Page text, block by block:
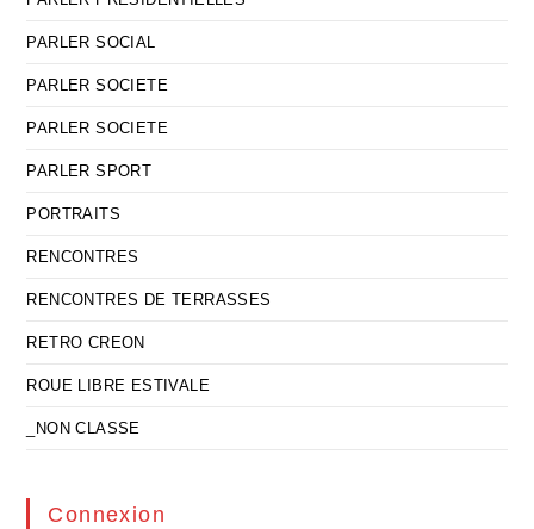
PARLER SOCIAL
PARLER SOCIETE
PARLER SOCIETE
PARLER SPORT
PORTRAITS
RENCONTRES
RENCONTRES DE TERRASSES
RETRO CREON
ROUE LIBRE ESTIVALE
_NON CLASSE
Connexion